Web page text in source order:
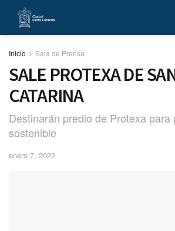
Inicio Sala de Prensa
SALE PROTEXA DE
CATARINA
Destinarán predio de Protexa para
sostenible
enero 7, 2022